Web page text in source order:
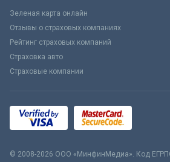
Зеленая карта онлайн
Отзывы о страховых компаниях
Рейтинг страховых компаний
Страховка авто
Страховые компании
© 2008-2026 ООО «МинфинМедиа». Код